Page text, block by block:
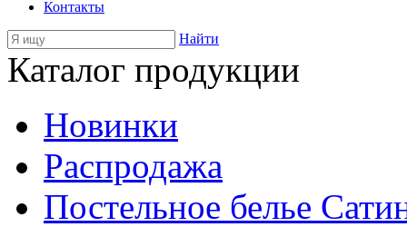
Контакты
Найти
Каталог продукции
Новинки
Распродажа
Постельное белье